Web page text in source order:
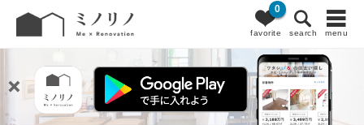
favorite
0
search menu